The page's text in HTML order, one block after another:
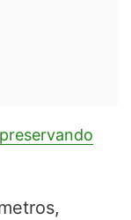
preservando